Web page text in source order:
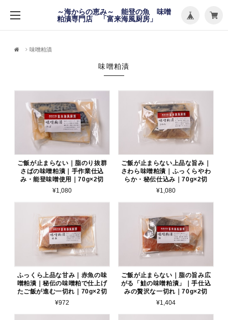
ニ
ュ
を
～海からの恵み～ 能登の魚 味噌
粕漬専門店 「富来海風厨房」
味噌粕漬
味噌粕漬
ご飯が止まらない｜脂のり抜群
さばの味噌粕漬｜手作業仕込
み・能登味噌使用｜70g×2切
¥1,080
ご飯が止まらない上品な旨み｜
さわら味噌粕漬｜ふっくらやわ
らか・秘伝仕込み｜70g×2切
¥1,080
ふっくら上品な甘み｜赤魚の味
噌粕漬｜秘伝の味噌粕で仕上げ
たご飯が進む一切れ｜70g×2切
¥972
ご飯が止まらない｜脂の旨み広
がる「鮭の味噌粕漬」｜手仕込
みの贅沢な一切れ｜70g×2切
¥1,404